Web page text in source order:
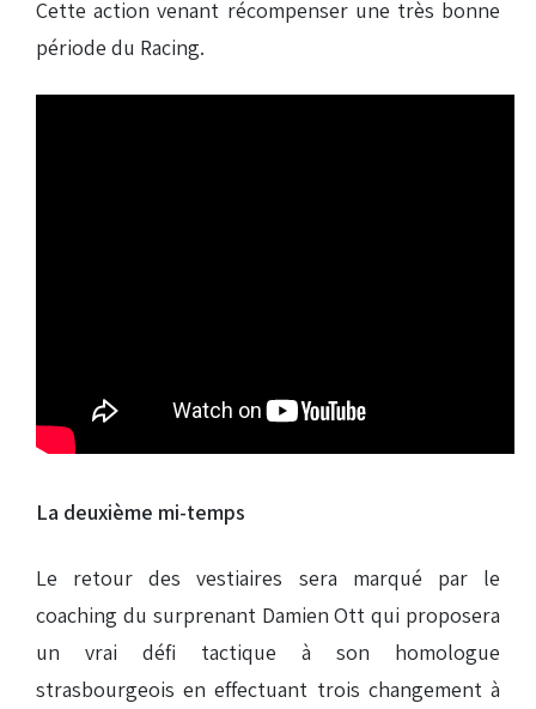
Cette action venant récompenser une très bonne
période du Racing.
La deuxième mi-temps
Le retour des vestiaires sera marqué par le
coaching du surprenant Damien Ott qui proposera
un vrai défi tactique à son homologue
strasbourgeois en effectuant trois changement à